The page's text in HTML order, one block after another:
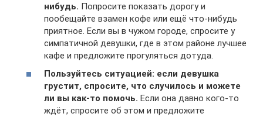
нибудь. Попросите показать дорогу и
пообещайте взамен кофе или ещё что-нибудь
приятное. Если вы в чужом городе, спросите у
симпатичной девушки, где в этом районе лучшее
кафе и предложите прогуляться дотуда.
Пользуйтесь ситуацией: если девушка
грустит, спросите, что случилось и можете
ли вы как-то помочь. Если она давно кого-то
ждёт, спросите об этом и предложите